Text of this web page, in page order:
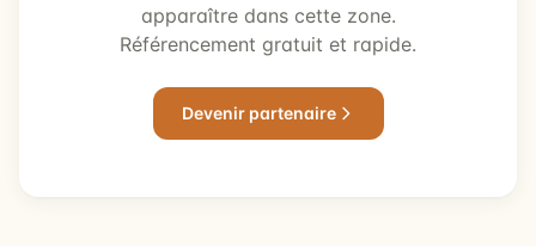
apparaître dans cette zone.
Référencement gratuit et rapide.
Devenir partenaire